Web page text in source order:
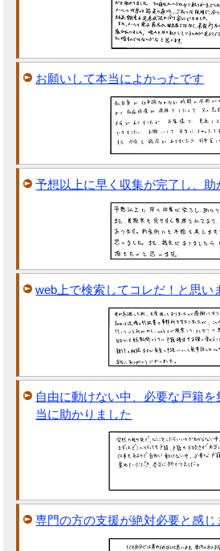
お願いして本当によかったです
予想以上に早く収集が完了し、助
web上で検索してコレだ！と思い
自由に動けない中、必要な戸籍
当に助かりました
専門の方の支援が絶対必要と感じ